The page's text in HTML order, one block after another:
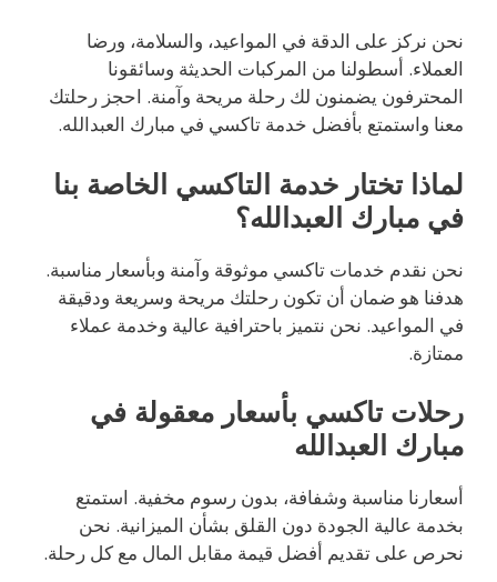
نحن نركز على الدقة في المواعيد، والسلامة، ورضا
العملاء. أسطولنا من المركبات الحديثة وسائقونا
المحترفون يضمنون لك رحلة مريحة وآمنة. احجز رحلتك
معنا واستمتع بأفضل خدمة تاكسي في مبارك العبدالله.
لماذا تختار خدمة التاكسي الخاصة بنا
في مبارك العبدالله؟
نحن نقدم خدمات تاكسي موثوقة وآمنة وبأسعار مناسبة.
هدفنا هو ضمان أن تكون رحلتك مريحة وسريعة ودقيقة
في المواعيد. نحن نتميز باحترافية عالية وخدمة عملاء
ممتازة.
رحلات تاكسي بأسعار معقولة في
مبارك العبدالله
أسعارنا مناسبة وشفافة، بدون رسوم مخفية. استمتع
بخدمة عالية الجودة دون القلق بشأن الميزانية. نحن
نحرص على تقديم أفضل قيمة مقابل المال مع كل رحلة.